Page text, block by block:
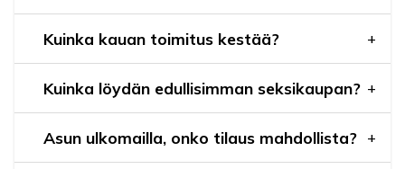
Kuinka kauan toimitus kestää?
Kuinka löydän edullisimman seksikaupan?
Asun ulkomailla, onko tilaus mahdollista?